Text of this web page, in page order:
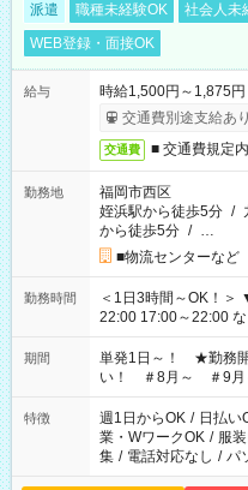
派遣 職種未経験OK 社会人未
WEB登録・面接OK
給与
時給1,500円～1,875円
交通費別途支給あり
交通費 ■ 交通費規定
勤務地
福岡市西区
姪浜駅から徒歩5分 /
から徒歩5分 / …
■物流センターな
勤務時間
＜1日3時間～OK！＞ ▼ 例えば… ▼ 15:00～18:00 15:00～
22:00 17:00～22:00 など こちら以外の時間もお気軽にご
ださい！
期間
単発1日～！ ★勤務開
い！ ＃8月～ ＃9月
特徴 週1日からOK / 日払い
業・WワークOK / 服
集 / 電話対応なし / パ